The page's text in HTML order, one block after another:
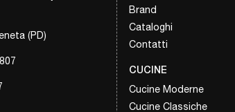
(PD)
Brand
Cataloghi
Contatti
CUCINE
Cucine Moderne
Cucine Classiche